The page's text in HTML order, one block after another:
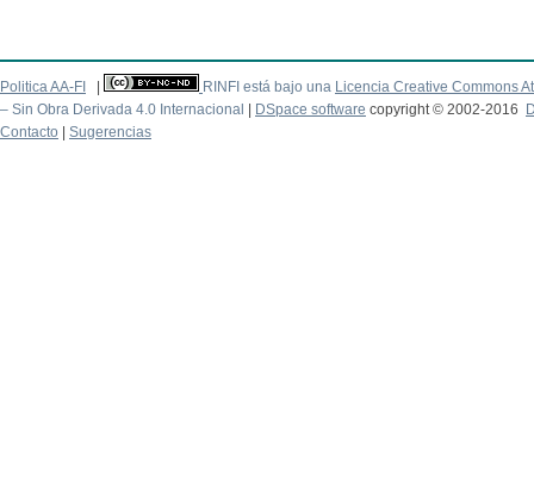
Politica AA-FI RINFI está bajo una Licencia Creative Commons
– Sin Obra Derivada 4.0 Internacional
DSpace software copyright © 2002-2016
Contacto
Sugerencias